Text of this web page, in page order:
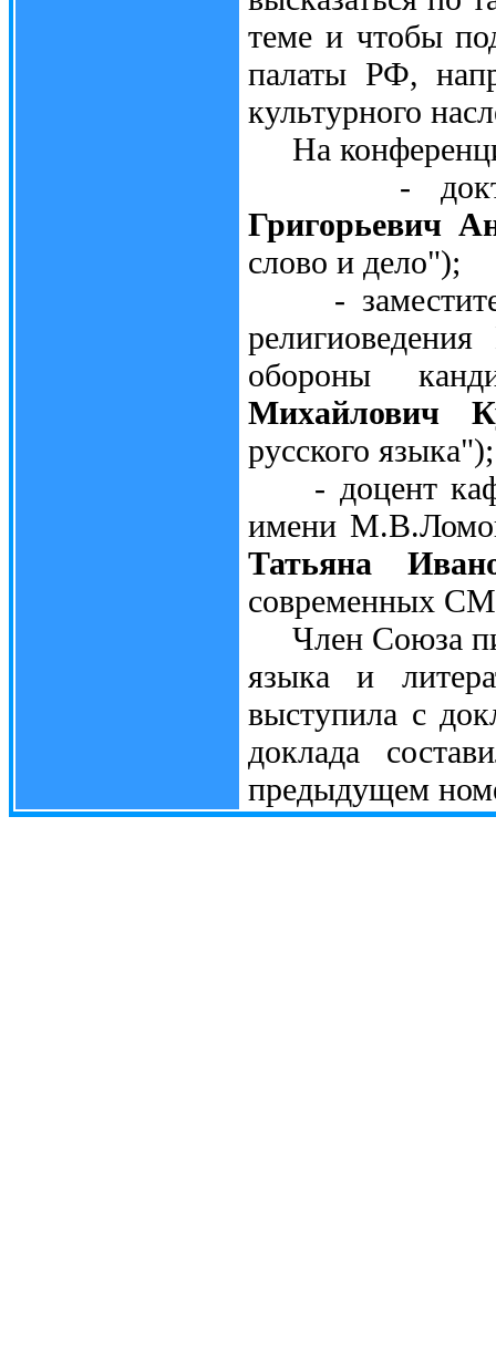
теме и чтобы
палаты РФ,
культурного
На
- доктор
Григорьевич
слово и дело");
-
обороны
Михайлович
русского языка");
- доцент
имени
Татьяна
современных
Член Союза
языка и
выступила с
доклада
предыдущем